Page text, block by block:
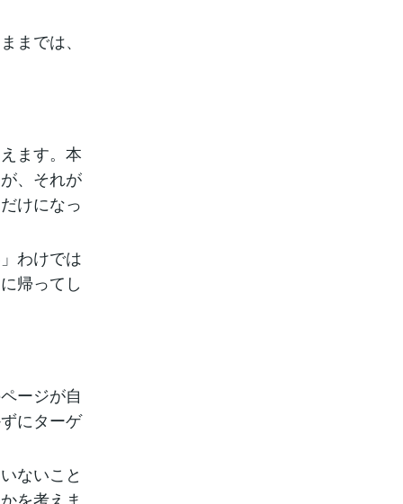
までは、
ます。本
、それが
けになっ
わけでは
帰ってし
ージが自
にターゲ
ないこと
を考えま